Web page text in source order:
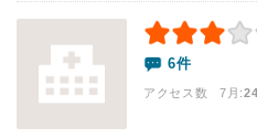
6件
アクセス数 7月: